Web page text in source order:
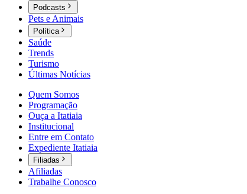
Podcasts
Pets e Animais
Política
Saúde
Trends
Turismo
Últimas Notícias
Quem Somos
Programação
Ouça a Itatiaia
Institucional
Entre em Contato
Expediente Itatiaia
Filiadas
Afiliadas
Trabalhe Conosco